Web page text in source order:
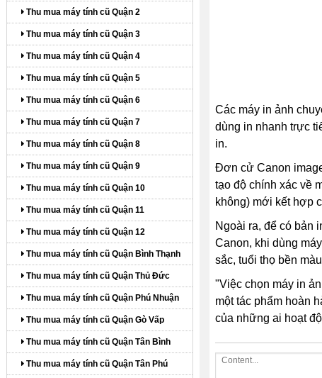
Các máy in ảnh
dùng in nhanh trực
in.
Đơn cử Canon
tạo độ chính xác về
không) mới kết hợp
Ngoài ra, để có bản
Canon, khi dùng
sắc, tuổi thọ bền
"Việc chọn máy in
một tác phẩm hoàn
của những ai hoạt
Thu mua máy tính cũ Quận 2
Thu mua máy tính cũ Quận 3
Thu mua máy tính cũ Quận 4
Thu mua máy tính cũ Quận 5
Thu mua máy tính cũ Quận 6
Thu mua máy tính cũ Quận 7
Thu mua máy tính cũ Quận 8
Thu mua máy tính cũ Quận 9
Thu mua máy tính cũ Quận 10
Thu mua máy tính cũ Quận 11
Thu mua máy tính cũ Quận 12
Thu mua máy tính cũ Quận Bình Thạnh
Thu mua máy tính cũ Quận Thủ Đức
Thu mua máy tính cũ Quận Phú Nhuận
Thu mua máy tính cũ Quận Gò Vấp
Thu mua máy tính cũ Quận Tân Bình
Thu mua máy tính cũ Quận Tân Phú